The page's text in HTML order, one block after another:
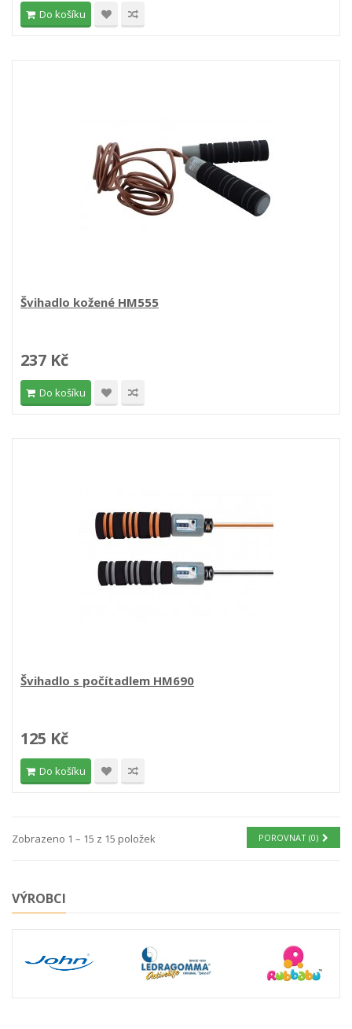
Do košíku
Švihadlo kožené HM555
237 Kč
Do košíku
Švihadlo s počítadlem HM690
125 Kč
Do košíku
POROVNAT (0)
Zobrazeno 1 – 15 z 15 položek
VÝROBCI